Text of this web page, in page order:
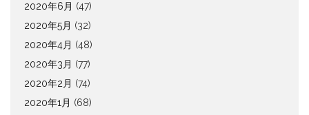
2020年6月 (47)
2020年5月 (32)
2020年4月 (48)
2020年3月 (77)
2020年2月 (74)
2020年1月 (68)